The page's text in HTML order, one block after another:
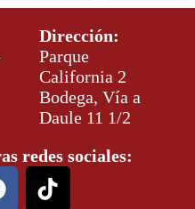
Dirección:
Parque
California 2
Bodega, Vía a
Daule 11 1/2
redes sociales: